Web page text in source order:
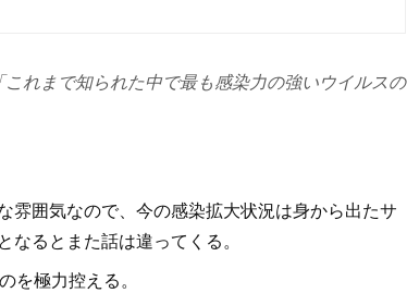
れまで知られた中で最も感染力の強いウイルスの
囲気なので、今の感染拡大状況は身から出たサ
るとまた話は違ってくる。
極力控える。